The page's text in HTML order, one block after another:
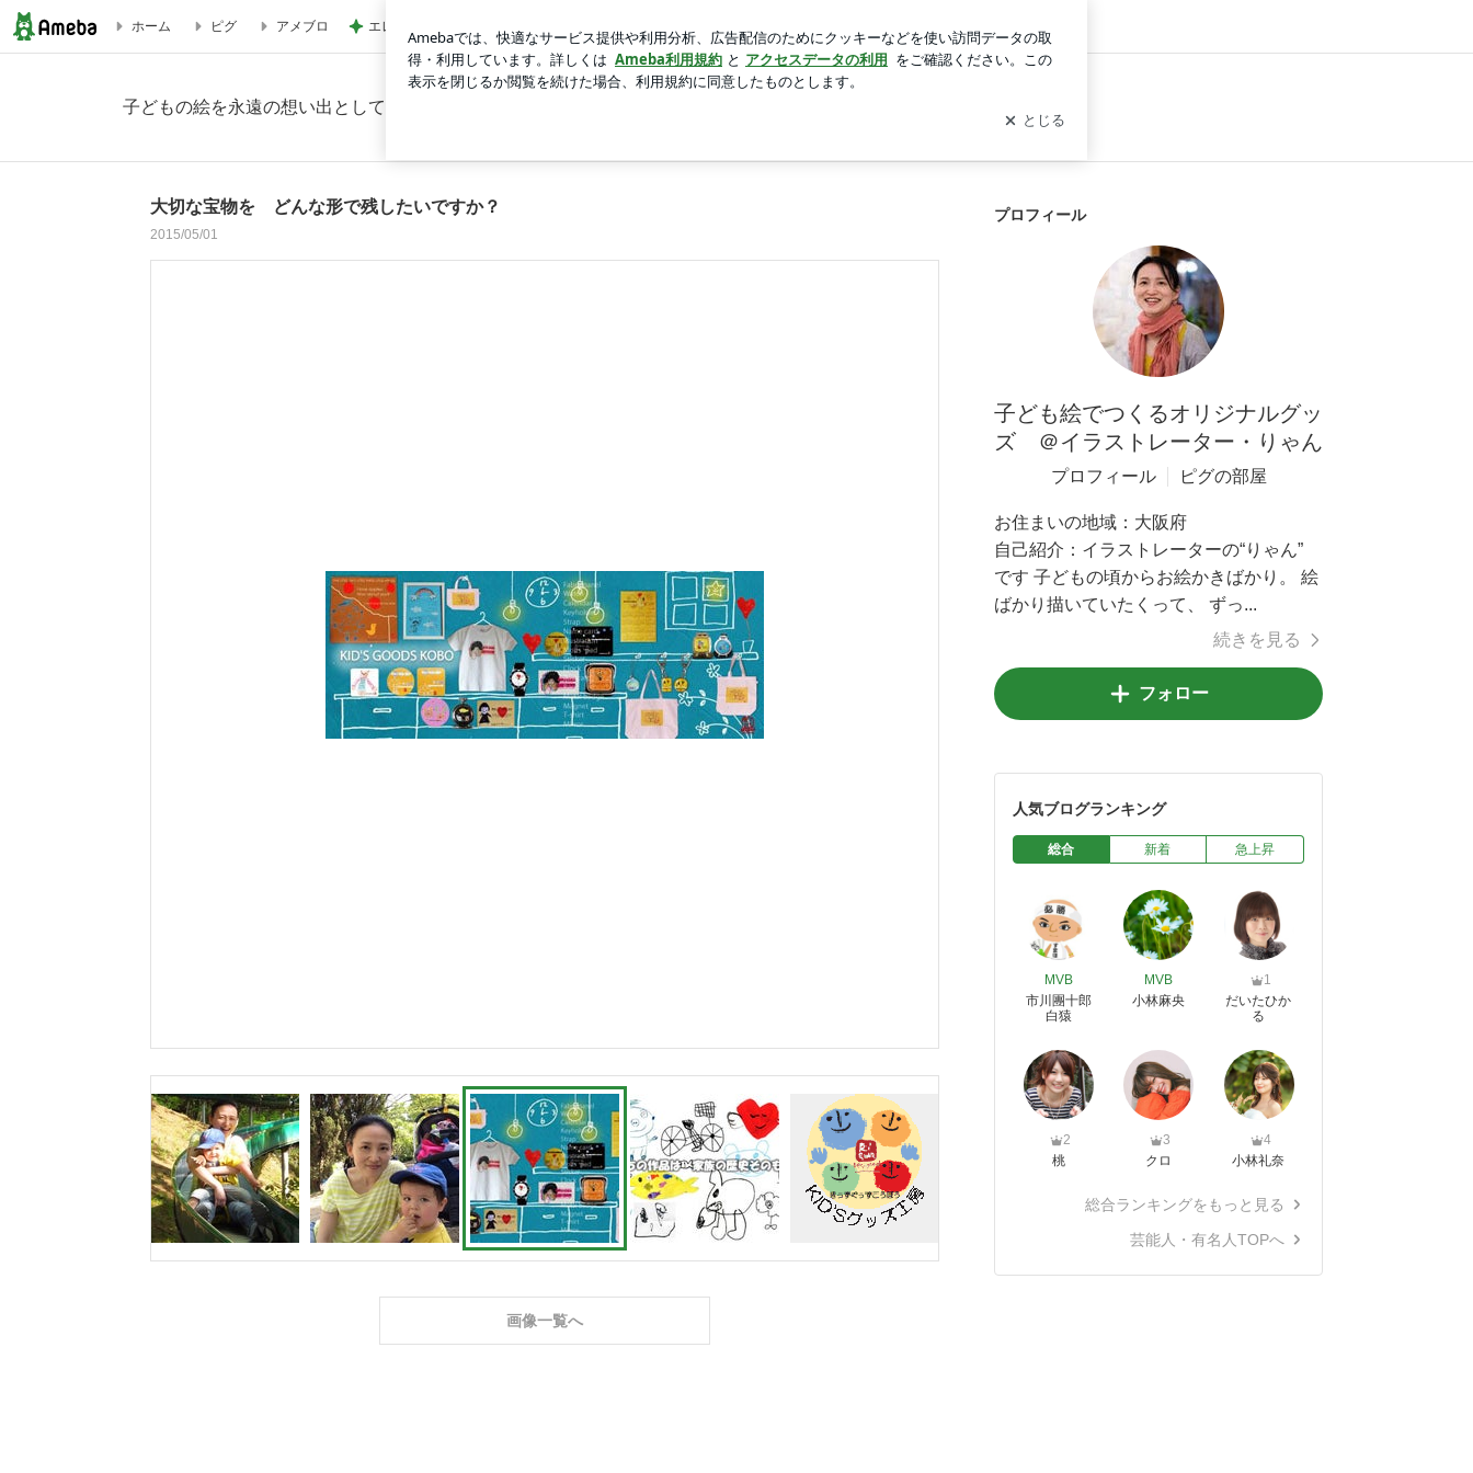
大切な宝物を どんな形で残したいですか？の画像 3枚中1枚目
ホーム ピグ アメブロ エレベーターで小用を足す子供
子どもの絵を永遠の想い出として残しませんか？
大切な宝物を どんな形で残したいですか？
2015/05/01
画像一覧へ
プロフィール
子ども絵でつくるオリジナルグッ
ズ ＠イラストレーター・りゃん
プロフィール ピグの部屋
お住まいの地域： 大阪府
自己紹介： イラストレーターの“りゃん”
です 子どもの頃からお絵かきばかり。 絵
ばかり描いていたくって、 ずっ...
続きを見る
フォロー
人気ブログランキング
総合 新着 急上昇
MVB
市川團十郎
白猿
MVB
小林麻央
1
だいたひか
る
2
桃
3
クロ
4
小林礼奈
総合ランキングをもっと見る
芸能人・有名人TOPへ